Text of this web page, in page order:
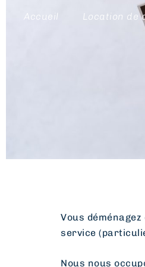
Accueil Location de
Vous
service
Nous nous